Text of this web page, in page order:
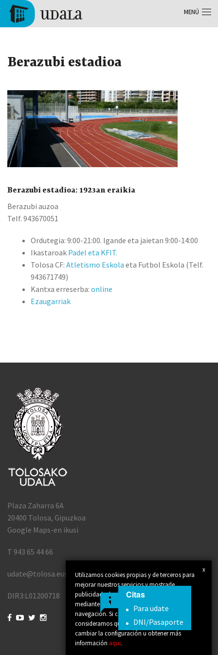
Pasar al contenido principal
Berazubi estadioa
Citas
Para udate
DNI/Pasaporte
Berazubi estadioa: 1923an eraikia
Berazubi auzoa
Telf. 943670051
Ordutegia: 9:00-21:00. Igande eta jaietan 9:00-14:00
Ikastaroak Padel eta KFIT.
Tolosa CF: Atletismo Eskola eta Futbol Eskola (Telf.
943671749)
Kantxa erreserba: online
Ezaugarriak
x
Utilizamos cookies propias y de terceros para
mejorar nuestros servicios y mostrarle
publicidad relacionada con sus preferencias
mediante el análisis de sus hábitos de
navegación. Si continúa navegando,
consideramos que acepta su uso. Puede
cambiar la configuración u obtener más
información aqui.
Plaza Zaharra 6A
20400 Tolosa, Gipuzkoa
Google Maps-en ikusi
T 943 65 44 66
udate@tolosa.eus
DIR3:L01200718
   
MENÚ